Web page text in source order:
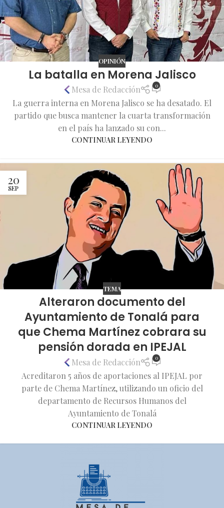
OPINIÓN
La batalla en Morena Jalisco
Mesa de Redacción 0
La guerra interna en Morena Jalisco se ha desatado. El
partido que busca mantener la cuarta transformación
en el país ha lanzado su con...
CONTINUAR LEYENDO
20
SEP
TEMA
Alteraron documento del
Ayuntamiento de Tonalá para
que Chema Martínez cobrara su
pensión dorada en IPEJAL
Mesa de Redacción 0
Acreditaron 5 años de aportaciones al IPEJAL por
parte de Chema Martínez, utilizando un oficio del
departamento de Recursos Humanos del
Ayuntamiento de Tonalá
CONTINUAR LEYENDO